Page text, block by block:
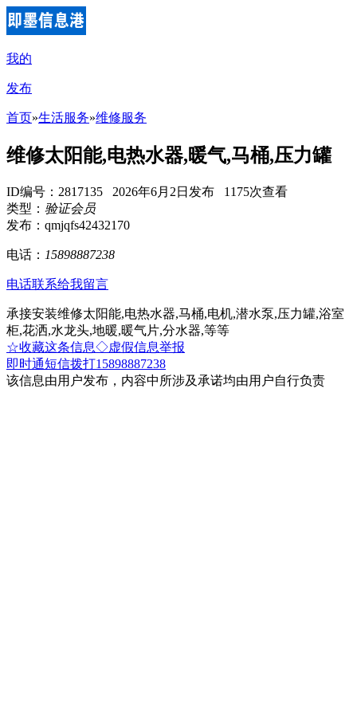
我的
发布
首页»生活服务»维修服务
维修太阳能,电热水器,暖气,马桶,压力罐
ID编号：2817135 2026年6月2日发布 1175次查看
类型： 验证会员
发布：qmjqfs42432170
电话： 15898887238
电话联系给我留言
承接安装维修太阳能,电热水器,马桶,电机,潜水泵,压力罐,浴室
柜,花洒,水龙头,地暖,暖气片,分水器,等等
☆收藏这条信息◇虚假信息举报
即时通短信拨打15898887238
该信息由用户发布，内容中所涉及承诺均由用户自行负责